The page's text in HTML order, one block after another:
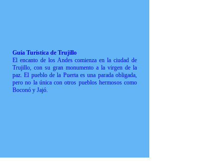
Guía Turística de Trujillo
El encanto de los Andes comienza en la ciudad de
Trujillo, con su gran monumento a la virgen de la
paz. El pueblo de la Puerta es una parada obligada,
pero no la única con otros pueblos hermosos como
Boconó y Jajó.